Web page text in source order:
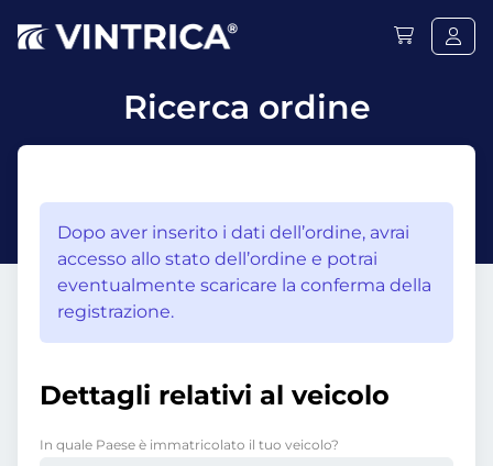
Ricerca ordine
Dopo aver inserito i dati dell’ordine, avrai
accesso allo stato dell’ordine e potrai
eventualmente scaricare la conferma della
registrazione.
Dettagli relativi al veicolo
In quale Paese è immatricolato il tuo veicolo?